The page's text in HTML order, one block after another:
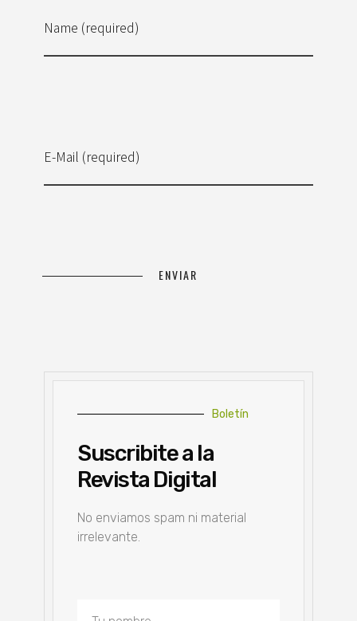
Name (required)
E-Mail (required)
Boletín
Suscribite a la
Revista Digital
No enviamos spam ni material
irrelevante.